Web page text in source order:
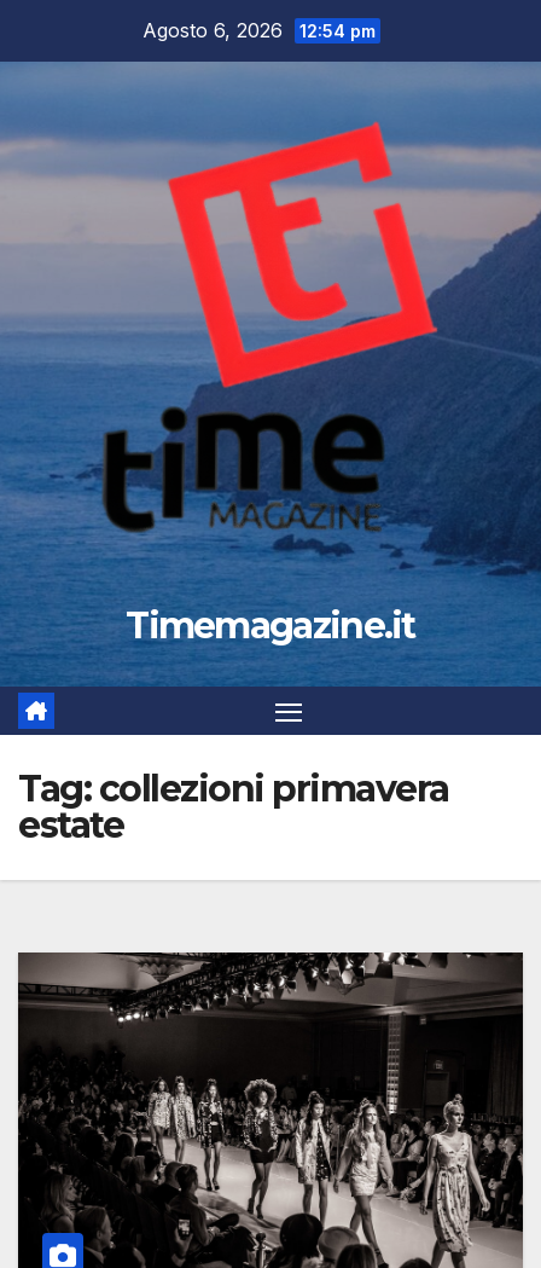
Agosto 6, 2026 12:54 pm
Timemagazine.it
Tag:collezioni primavera
estate